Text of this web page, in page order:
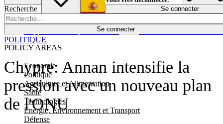
Recherche
Se connecter
POLICY AREAS
Economie
Politique
Agriculture et Alimentation
Santé
Technologies
Energie, Environnement et Transport
Défense
Économie
Español
Se connecter
Chypre: Annan intensifie la
pression avec un nouveau plan
de l'ONU
POLITIQUE